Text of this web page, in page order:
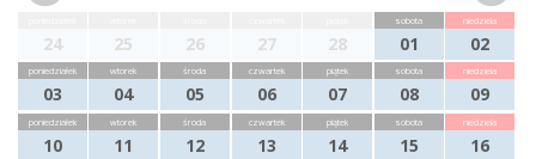
24 25 26 27 28
sobota
01
niedziela
02
poniedziałek
03
wtorek
04
środa
05
czwartek
06
piątek
07
sobota
08
niedziela
09
poniedziałek
10
wtorek
11
środa
12
czwartek
13
piątek
14
sobota
15
niedziela
16